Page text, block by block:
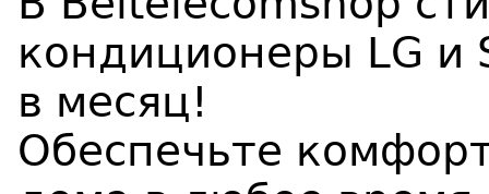
кондиционеры LG и
в месяц!
Обеспечьте